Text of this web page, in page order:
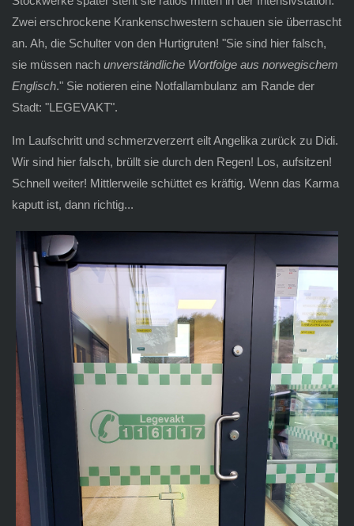
Zwei erschrockene Krankenschwestern schauen sie überrascht
an. Ah, die Schulter von den Hurtigruten! "Sie sind hier falsch,
sie müssen nach unverständliche Wortfolge aus norwegischem
Englisch." Sie notieren eine Notfallambulanz am Rande der
Stadt: "LEGEVAKT".
Im Laufschritt und schmerzverzerrt eilt Angelika zurück zu Didi.
Wir sind hier falsch, brüllt sie durch den Regen! Los, aufsitzen!
Schnell weiter! Mittlerweile schüttet es kräftig. Wenn das Karma
kaputt ist, dann richtig...